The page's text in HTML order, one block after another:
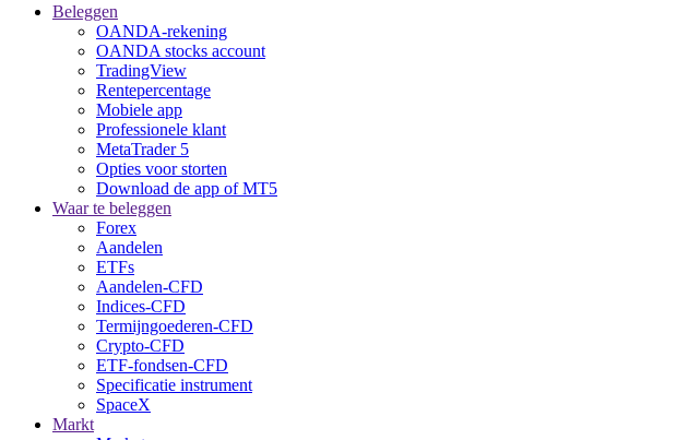
Beleggen
OANDA-rekening
OANDA stocks account
TradingView
Rentepercentage
Mobiele app
Professionele klant
MetaTrader 5
Opties voor storten
Download de app of MT5
Waar te beleggen
Forex
Aandelen
ETFs
Aandelen-CFD
Indices-CFD
Termijngoederen-CFD
Crypto-CFD
ETF-fondsen-CFD
Specificatie instrument
SpaceX
Markt